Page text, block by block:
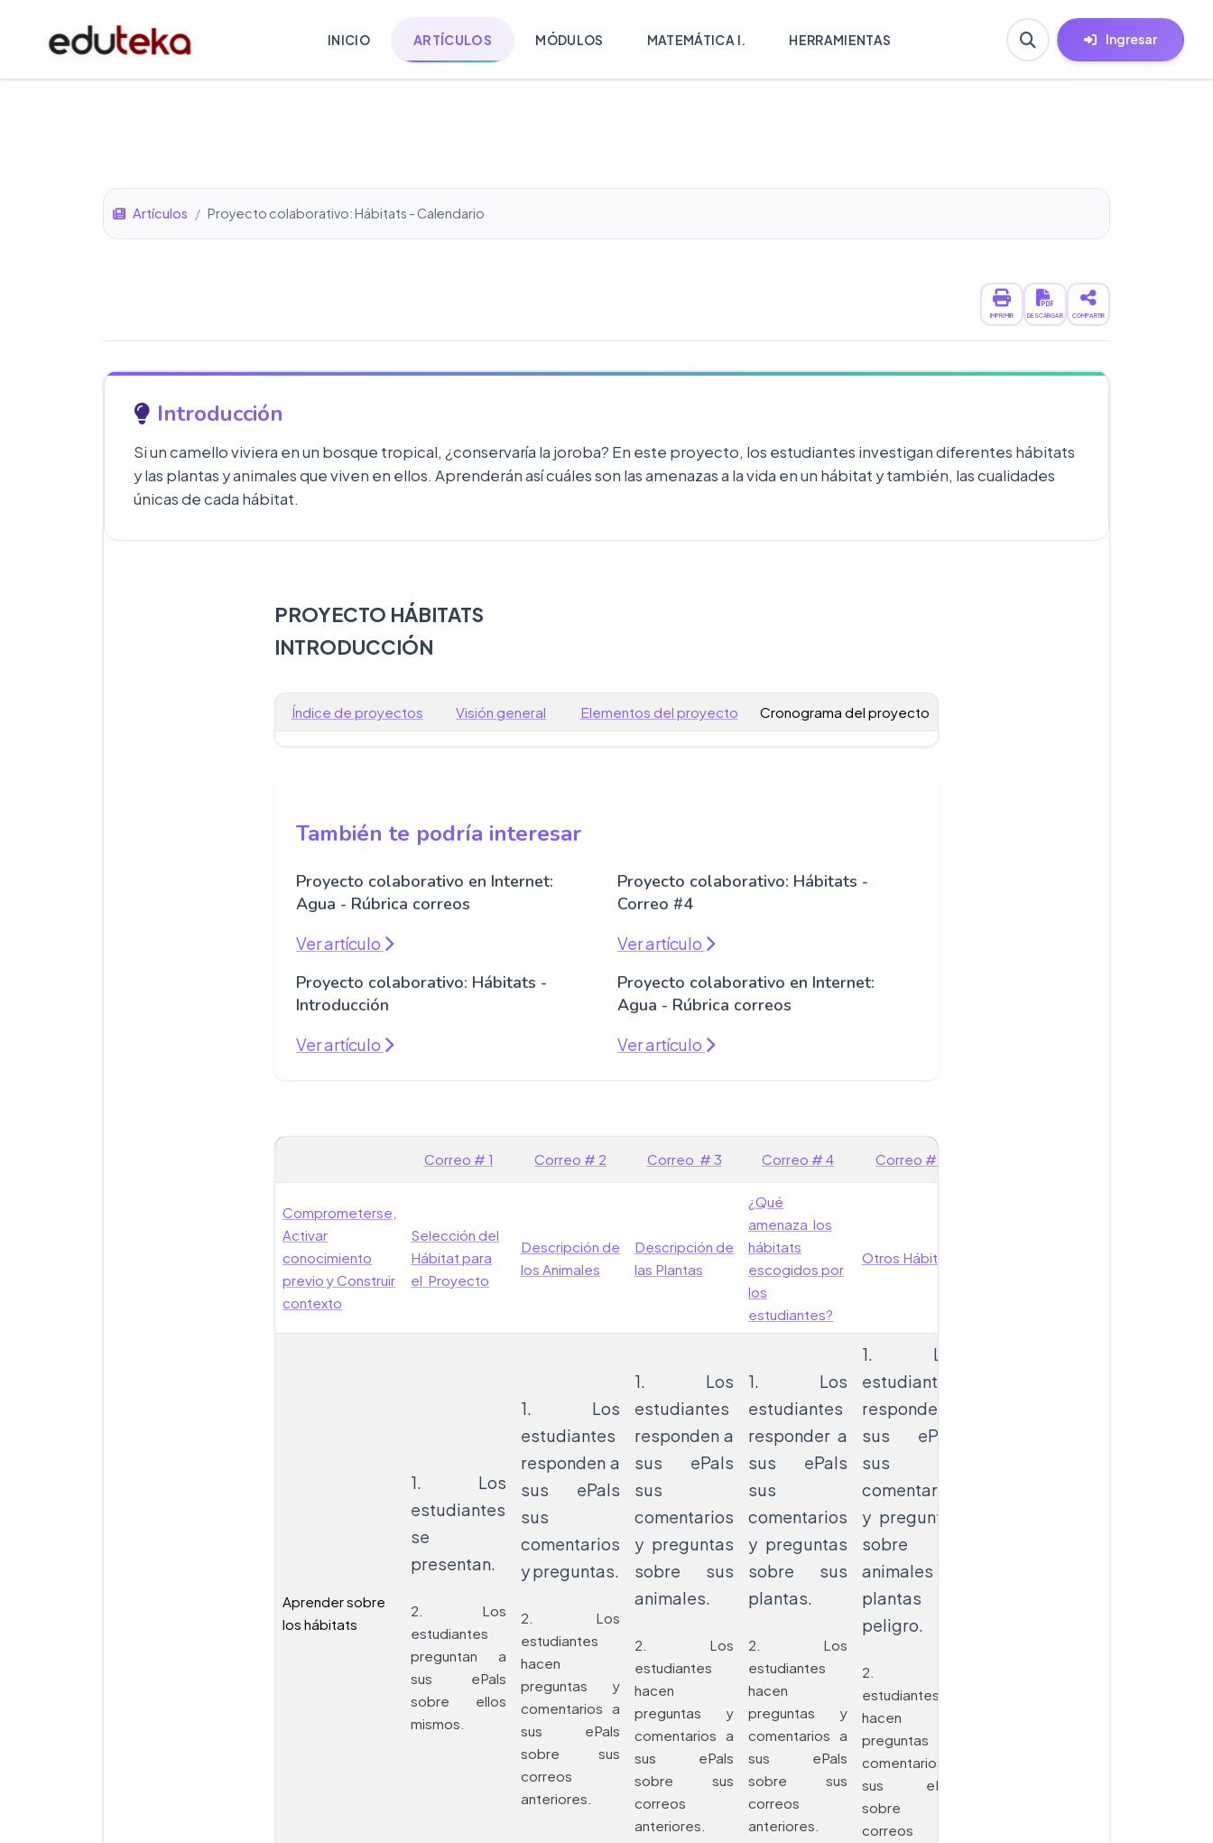
INICIO ARTÍCULOS MÓDULOS MATEMÁTICA I. HERRAMIENTAS Ingresar
Artículos / Proyecto colaborativo: Hábitats - Calendario
IMPRIMIR DESCARGAR COMPARTIR
Introducción
Si un camello viviera en un bosque tropical, ¿conservaría la joroba? En este proyecto, los estudiantes investigan diferentes hábitats
y las plantas y animales que viven en ellos. Aprenderán así cuáles son las amenazas a la vida en un hábitat y también, las cualidades
únicas de cada hábitat.
PROYECTO HÁBITATS
INTRODUCCIÓN
Índice de proyectos Visión general Elementos del proyecto Cronograma del proyecto
También te podría interesar
Proyecto colaborativo en Internet:
Agua - Rúbrica correos
Ver artículo
Proyecto colaborativo: Hábitats -
Correo #4
Ver artículo
Proyecto colaborativo: Hábitats -
Introducción
Ver artículo
Proyecto colaborativo en Internet:
Agua - Rúbrica correos
Ver artículo
Correo # 1 Correo # 2 Correo # 3 Correo # 4 Correo # 5
Comprometerse,
Activar
conocimiento
previo y Construir
contexto
Selección del
Hábitat para
el Proyecto
Descripción de
los Animales
Descripción de
las Plantas
¿Qué
amenaza los
hábitats
escogidos por
los
estudiantes?
Otros Hábitats
Aprender sobre
los hábitats
1. Los
estudiantes
se
presentan.
2. Los
estudiantes
preguntan a
sus ePals
sobre ellos
mismos.
1. Los
estudiantes
responden a
sus ePals
sus
comentarios
y preguntas.
2. Los
estudiantes
hacen
preguntas y
comentarios a
sus ePals
sobre sus
correos
anteriores.
1. Los
estudiantes
responden a
sus ePals
sus
comentarios
y preguntas
sobre sus
animales.
2. Los
estudiantes
hacen
preguntas y
comentarios a
sus ePals
sobre sus
correos
anteriores.
1. Los
estudiantes
responder a
sus ePals
sus
comentarios
y preguntas
sobre sus
plantas.
2. Los
estudiantes
hacen
preguntas y
comentarios a
sus ePals
sobre sus
correos
anteriores.
1. Los
estudiantes
responden a
sus ePals
sus
comentarios
y preguntas
sobre
animales y
plantas en
peligro.
2. Los
estudiantes
hacen
preguntas y
comentarios a
sus ePals
sobre sus
correos